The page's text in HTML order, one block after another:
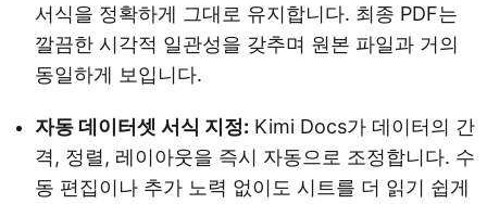
서식을 정확하게 그대로 유지합니다. 최종 PDF는
깔끔한 시각적 일관성을 갖추며 원본 파일과 거의
동일하게 보입니다.
자동 데이터셋 서식 지정: Kimi Docs가 데이터의 간
격, 정렬, 레이아웃을 즉시 자동으로 조정합니다. 수
동 편집이나 추가 노력 없이도 시트를 더 읽기 쉽게